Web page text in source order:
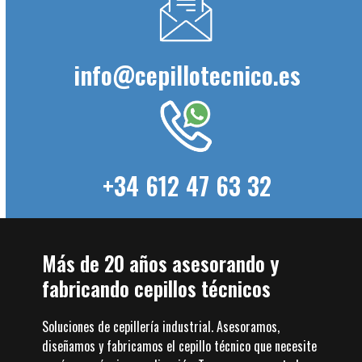
info@cepillotecnico.es
+34 612 47 63 32
Más de 20 años asesorando y
fabricando cepillos técnicos
Soluciones de cepillería industrial. Asesoramos,
diseñamos y fabricamos el cepillo técnico que necesite